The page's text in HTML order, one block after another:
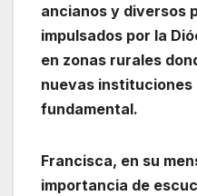
ancianos y diversos
impulsados por la
en zonas rurales
nuevas
fundamental.
Francisca, en su
importancia de